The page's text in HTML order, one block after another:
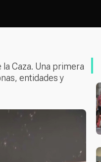
Caza. Una primera
entidades y